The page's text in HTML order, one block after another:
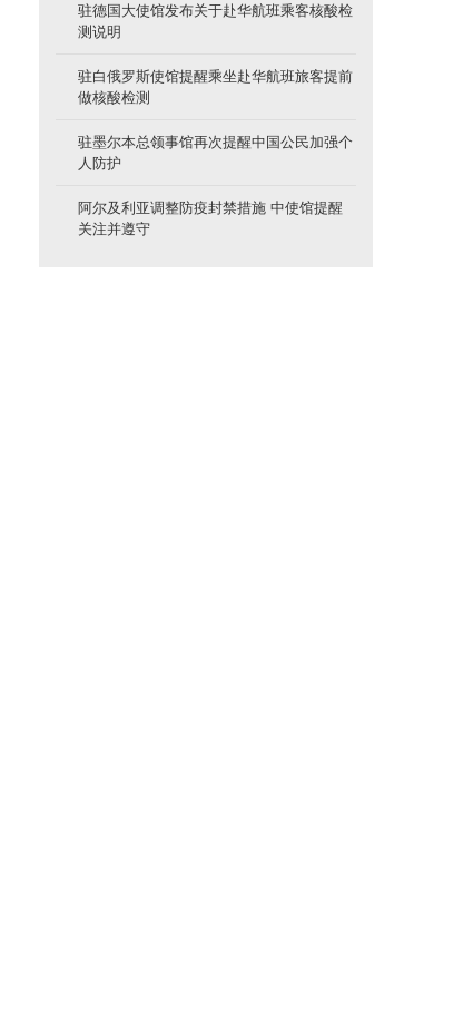
驻德国大使馆发布关于赴华航班乘客核酸检
测说明
驻白俄罗斯使馆提醒乘坐赴华航班旅客提前
做核酸检测
驻墨尔本总领事馆再次提醒中国公民加强个
人防护
阿尔及利亚调整防疫封禁措施 中使馆提醒
关注并遵守